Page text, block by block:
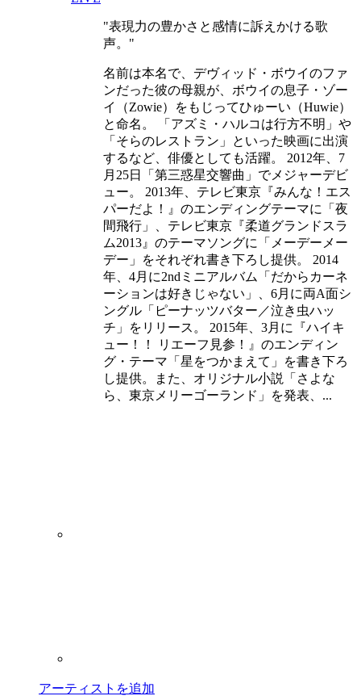
表現力の豊かさと感情に訴えかける歌
声。
名前は本名で、デヴィッド・ボウイのファ
ンだった彼の母親が、ボウイの息子・ゾー
イ（Zowie）をもじってひゅーい（Huwie）
と命名。 「アズミ・ハルコは行方不明」や
「そらのレストラン」といった映画に出演
するなど、俳優としても活躍。 2012年、7
月25日「第三惑星交響曲」でメジャーデビ
ュー。 2013年、テレビ東京『みんな！エス
パーだよ！』のエンディングテーマに「夜
間飛行」、テレビ東京『柔道グランドスラ
ム2013』のテーマソングに「メーデーメー
デー」をそれぞれ書き下ろし提供。 2014
年、4月に2ndミニアルバム「だからカーネ
ーションは好きじゃない」、6月に両A面シ
ングル「ピーナッツバター／泣き虫ハッ
チ」をリリース。 2015年、3月に『ハイキ
ュー！！ リエーフ見参！』のエンディン
グ・テーマ「星をつかまえて」を書き下ろ
し提供。また、オリジナル小説「さよな
ら、東京メリーゴーランド」を発表、...
アーティストを追加